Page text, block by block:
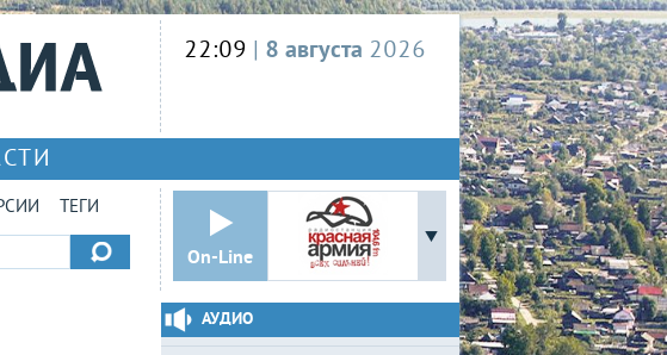
22:09 | 8 августа 2026
ТЕГИ
On-Line
АУДИО